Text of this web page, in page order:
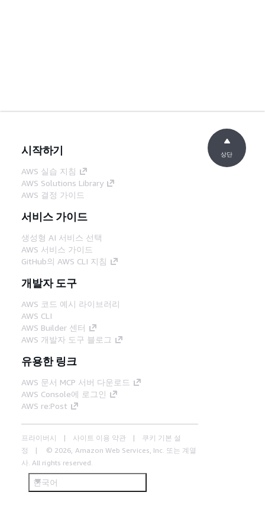
시작하기
AWS 실습 지침
AWS Solutions Library
AWS 결정 가이드
서비스 가이드
생성형 AI 서비스 선택
AWS 서비스 가이드
GitHub의 AWS CLI 지침
개발자 도구
AWS 코드 예시 라이브러리
AWS CLI
AWS Builder 센터
AWS 개발자 도구 블로그
유용한 링크
AWS 문서 MCP 서버 다운로드
AWS Console에 로그인
AWS re:Post
프라이버시 사이트 이용 약관
쿠키 기본 설
정
© 2026, Amazon Web Services, Inc. 또는 계열
사. All rights reserved.
한국어
상단